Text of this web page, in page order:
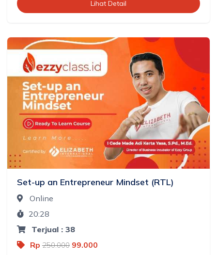
Lihat Detail
Set-up an Entrepreneur Mindset (RTL)
Online
20:28
Terjual : 38
Rp 250.000 99.000